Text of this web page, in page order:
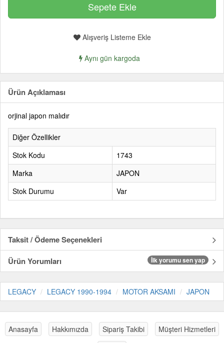
Alışveriş Listeme Ekle
Aynı gün kargoda
Ürün Açıklaması
orjinal japon malıdır
Diğer Özellikler
Stok Kodu
1743
Marka
JAPON
Stok Durumu
Var
Taksit / Ödeme Seçenekleri
Ürün Yorumları
İlk yorumu sen yap
LEGACY LEGACY 1990-1994 MOTOR AKSAMI JAPON
Anasayfa Hakkımızda Sipariş Takibi Müşteri Hizmetleri